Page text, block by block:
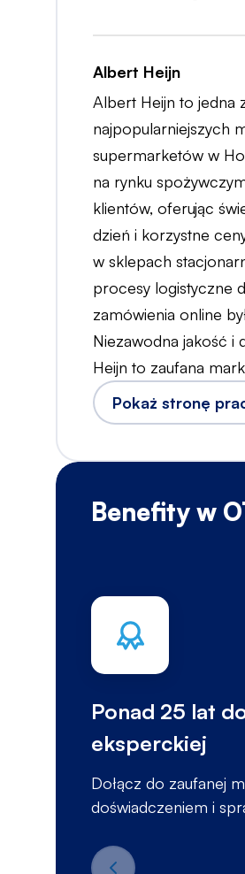
Albert Heijn
Albert Heijn to jedna
najpopularniejszych
supermarketów w
na rynku
klientów, oferując
dzień i korzystne
w sklepach
procesy logistyczne
zamówienia online
Niezawodna jakość i
Heijn to zaufana
Pokaż stronę
Benefity w
Ponad 25 lat
eksperckiej
Dołącz do zaufanej
doświadczeniem i